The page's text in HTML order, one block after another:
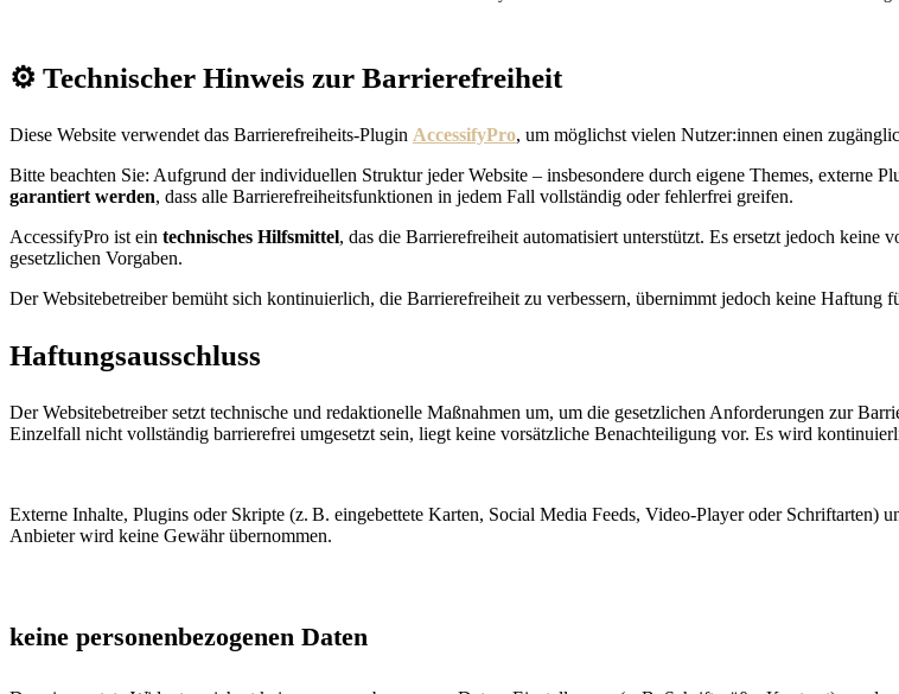
⚙️ Technischer Hinweis zur Barrierefreiheit
Diese Website verwendet das Barrierefreiheits-Plugin AccessifyPro, um möglichst vielen Nutzer:innen einen
Bitte beachten Sie: Aufgrund der individuellen Struktur jeder Website – insbesondere durch eigene Themes, externe
garantiert werden, dass alle Barrierefreiheitsfunktionen in jedem Fall vollständig oder fehlerfrei greifen.
AccessifyPro ist ein technisches Hilfsmittel, das die Barrierefreiheit automatisiert unterstützt. Es ersetzt jedoch
gesetzlichen Vorgaben.
Der Websitebetreiber bemüht sich kontinuierlich, die Barrierefreiheit zu verbessern, übernimmt jedoch keine Haftung
Haftungsausschluss
Der Websitebetreiber setzt technische und redaktionelle Maßnahmen um, um die gesetzlichen Anforderungen zur
Einzelfall nicht vollständig barrierefrei umgesetzt sein, liegt keine vorsätzliche Benachteiligung vor. Es wird
Externe Inhalte, Plugins oder Skripte (z. B. eingebettete Karten, Social Media Feeds, Video-Player oder Schriftarten)
Anbieter wird keine Gewähr übernommen.
keine personenbezogenen Daten